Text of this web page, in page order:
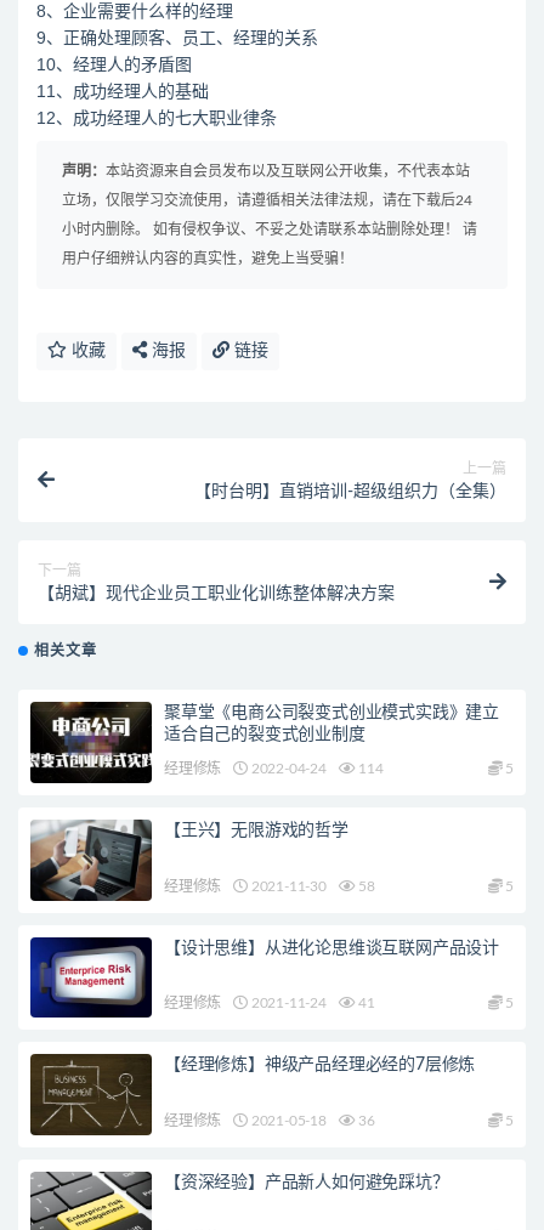
8、企业需要什么样的经理
9、正确处理顾客、员工、经理的关系
10、经理人的矛盾图
11、成功经理人的基础
12、成功经理人的七大职业律条
声明： 本站资源来自会员发布以及互联网公开收集，不代表本站
立场，仅限学习交流使用，请遵循相关法律法规，请在下载后24
小时内删除。 如有侵权争议、不妥之处请联系本站删除处理！ 请
用户仔细辨认内容的真实性，避免上当受骗！
收藏 海报 链接
上一篇
【时台明】直销培训-超级组织力（全集）
下一篇
【胡斌】现代企业员工职业化训练整体解决方案
相关文章
聚草堂《电商公司裂变式创业模式实践》建立
适合自己的裂变式创业制度
经理修炼 2022-04-24 114 5
【王兴】无限游戏的哲学
经理修炼 2021-11-30 58 5
【设计思维】从进化论思维谈互联网产品设计
经理修炼 2021-11-24 41 5
【经理修炼】神级产品经理必经的7层修炼
经理修炼 2021-05-18 36 5
【资深经验】产品新人如何避免踩坑？